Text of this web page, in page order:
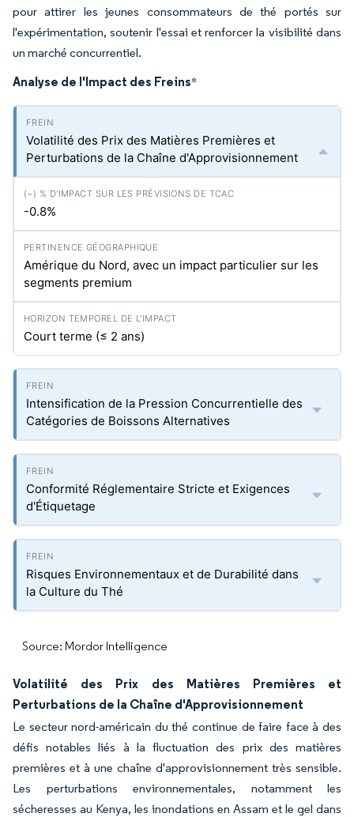
pour attirer les jeunes consommateurs de thé portés sur
l'expérimentation, soutenir l'essai et renforcer la visibilité dans
un marché concurrentiel.
Analyse de l'Impact des Freins*
Volatilité des Prix des Matières Premières et
Perturbations de la Chaîne d'Approvisionnement
-0.8%
Amérique du Nord, avec un impact particulier sur les
segments premium
Court terme (≤ 2 ans)
Intensification de la Pression Concurrentielle des
Catégories de Boissons Alternatives
Conformité Réglementaire Stricte et Exigences
d'Étiquetage
Risques Environnementaux et de Durabilité dans
la Culture du Thé
Source: Mordor Intelligence
Volatilité des Prix des Matières Premières et
Perturbations de la Chaîne d'Approvisionnement
Le secteur nord-américain du thé continue de faire face à des
défis notables liés à la fluctuation des prix des matières
premières et à une chaîne d'approvisionnement très sensible.
Les perturbations environnementales, notamment les
sécheresses au Kenya, les inondations en Assam et le gel dans